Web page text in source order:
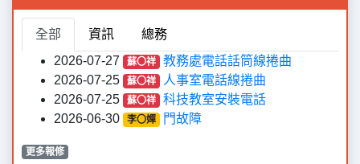
全部 資訊
總務
2026-07-27
蘇〇祥
教務處電話話筒線捲曲
2026-07-25
蘇〇祥
人事室電話線捲曲
2026-07-25
蘇〇祥
科技教室安裝電話
2026-06-30
李〇嬋 門故障
更多報修